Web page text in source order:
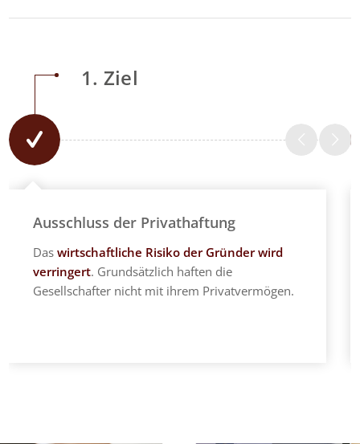
1. Ziel
Ausschluss der Privathaftung
Daswirtschaftliche Risiko der Gründer wird
verringert. Grundsätzlich haften die
Gesellschafter nicht mit ihrem Privatvermögen.